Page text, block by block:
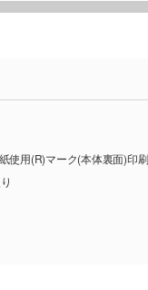
使用(R)マーク(本体裏面)印